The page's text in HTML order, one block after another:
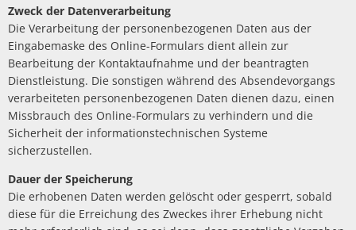
Zweck der Datenverarbeitung
Die Verarbeitung der personenbezogenen Daten aus der
Eingabemaske des Online-Formulars dient allein zur
Bearbeitung der Kontaktaufnahme und der beantragten
Dienstleistung. Die sonstigen während des Absendevorgangs
verarbeiteten personenbezogenen Daten dienen dazu, einen
Missbrauch des Online-Formulars zu verhindern und die
Sicherheit der informationstechnischen Systeme
sicherzustellen.
Dauer der Speicherung
Die erhobenen Daten werden gelöscht oder gesperrt, sobald
diese für die Erreichung des Zweckes ihrer Erhebung nicht